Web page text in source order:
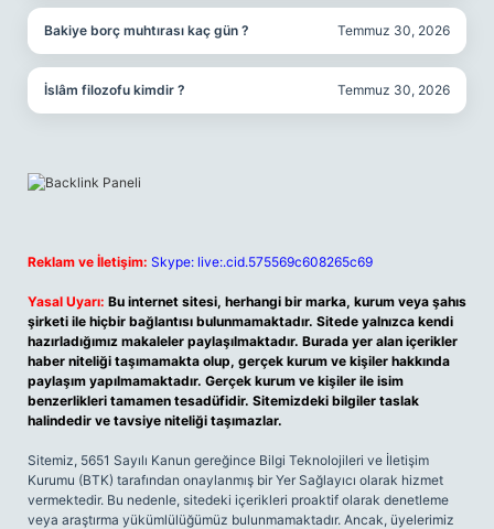
Bakiye borç muhtırası kaç gün ? Temmuz 30, 2026
İslâm filozofu kimdir ? Temmuz 30, 2026
Reklam ve İletişim: Skype: live:.cid.575569c608265c69
Yasal Uyarı: Bu internet sitesi, herhangi bir marka, kurum veya şahıs
şirketi ile hiçbir bağlantısı bulunmamaktadır. Sitede yalnızca kendi
hazırladığımız makaleler paylaşılmaktadır. Burada yer alan içerikler
haber niteliği taşımamakta olup, gerçek kurum ve kişiler hakkında
paylaşım yapılmamaktadır. Gerçek kurum ve kişiler ile isim
benzerlikleri tamamen tesadüfidir. Sitemizdeki bilgiler taslak
halindedir ve tavsiye niteliği taşımazlar.
Sitemiz, 5651 Sayılı Kanun gereğince Bilgi Teknolojileri ve İletişim
Kurumu (BTK) tarafından onaylanmış bir Yer Sağlayıcı olarak hizmet
vermektedir. Bu nedenle, sitedeki içerikleri proaktif olarak denetleme
veya araştırma yükümlülüğümüz bulunmamaktadır. Ancak, üyelerimiz